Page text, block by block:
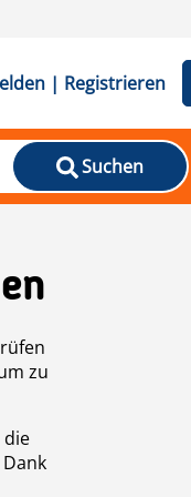
| Registrieren
Suchen
zu
die